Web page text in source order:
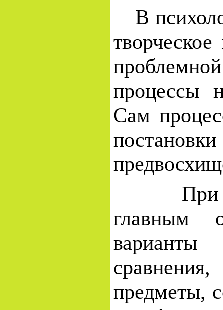
В
процессы
Сам
При
главным
предметы,